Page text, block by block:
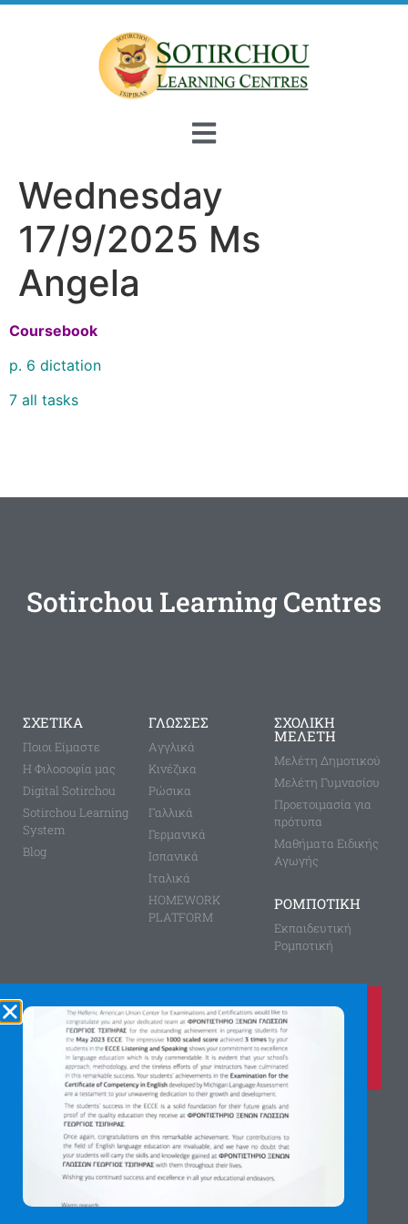
Wednesday
17/9/2025 Ms
Angela
Coursebook
p. 6 dictation
7 all tasks
Sotirchou Learning Centres
ΣΧΕΤΙΚΑ
Ποιοι Είμαστε
Η Φιλοσοφία μας
Digital Sotirchou
Sotirchou Learning
System
Blog
ΓΛΩΣΣΕΣ
Aγγλικά
Κινέζικα
Ρώσικα
Γαλλικά
Γερμανικά
Ισπανικά
Ιταλικά
HOMEWORK
PLATFORM
ΣΧΟΛΙΚΗ
ΜΕΛΕΤΗ
Μελέτη Δημοτικού
Μελέτη Γυμνασίου
Προετοιμασία για
πρότυπα
Μαθήματα Ειδικής
Αγωγής
ΡΟΜΠΟΤΙΚΗ
Εκπαιδευτική
Ρομποτική
Καλέστε μας τώρα στο
210 8028149
για περισσότερες πληροφορίες
Αγίας Παρασκευής 8, Άνω Πεύκη
Αργύρη Γεωργίου 2, Λυκόβρυση
Πατήστε εδώ για χάρτη